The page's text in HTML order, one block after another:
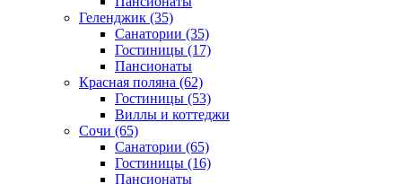
Геленджик (35)
Санатории (35)
Гостиницы (17)
Пансионаты
Красная поляна (62)
Гостиницы (53)
Виллы и коттеджи
Сочи (65)
Санатории (65)
Гостиницы (16)
Пансионаты